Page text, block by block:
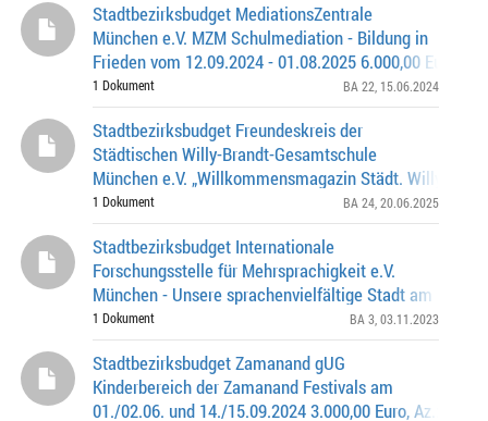
Stadtbezirksbudget MediationsZentrale
München e.V. MZM Schulmediation - Bildung in
Frieden vom 12.09.2024 - 01.08.2025 6.000,00 Euro,
22-0257
1 Dokument BA 22 , 15.06.2024
Stadtbezirksbudget Freundeskreis der
Städtischen Willy-Brandt-Gesamtschule
München e.V. „Willkommensmagazin Städt. Willy-
Gesamtschule & FOS NORD von Mai bis Sept. 2025“
Euro; Az.
1 Dokument BA 24 , 20.06.2025
Stadtbezirksbudget Internationale
Forschungsstelle für Mehrsprachigkeit e.V.
München - Unsere sprachenvielfältige Stadt am
900,00 Euro, Az.: 0262.0-3-0492
1 Dokument BA 3 , 03.11.2023
Stadtbezirksbudget Zamanand gUG
Kinderbereich der Zamanand Festivals am
01./02.06. und 14./15.09.2024 3.000,00 Euro, Az.: